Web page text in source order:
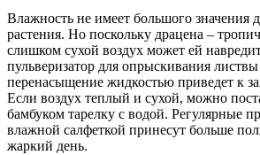
Влажность не имеет большого значения
растения. Но поскольку драцена –
слишком сухой воздух может ей
пульверизатор для опрыскивания листвы
перенасыщение жидкостью приведет к
Если воздух теплый и сухой, можно
бамбуком тарелку с водой. Регулярные
влажной салфеткой принесут больше
жаркий день.